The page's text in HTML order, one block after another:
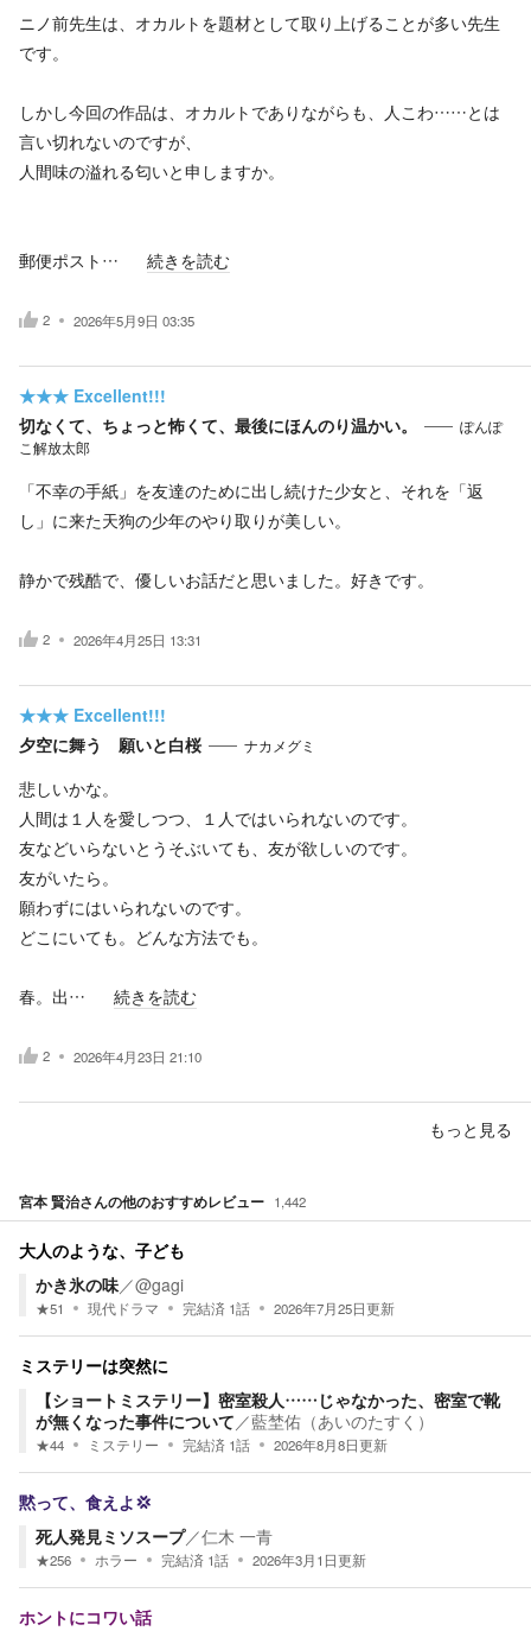
ニノ前先生は、オカルトを題材として取り上げることが多い先生
です。
しかし今回の作品は、オカルトでありながらも、人こわ……とは
言い切れないのですが、
人間味の溢れる匂いと申しますか。
郵便ポスト… 続きを読む
2 2026年5月9日 03:35
★★★ Excellent!!!
切なくて、ちょっと怖くて、最後にほんのり温かい。
ぽんぽ
こ解放太郎
「不幸の手紙」を友達のために出し続けた少女と、それを「返
し」に来た天狗の少年のやり取りが美しい。
静かで残酷で、優しいお話だと思いました。好きです。
2 2026年4月25日 13:31
★★★ Excellent!!!
夕空に舞う 願いと白桜
ナカメグミ
悲しいかな。
人間は１人を愛しつつ、１人ではいられないのです。
友などいらないとうそぶいても、友が欲しいのです。
友がいたら。
願わずにはいられないのです。
どこにいても。どんな方法でも。
春。出… 続きを読む
2 2026年4月23日 21:10
もっと見る
宮本 賢治さんの他のおすすめレビュー 1,442
大人のような、子ども
かき氷の味／@gagi
★51 現代ドラマ 完結済 1話 2026年7月25日更新
ミステリーは突然に
【ショートミステリー】密室殺人……じゃなかった、密室で靴
が無くなった事件について ／藍埜佑（あいのたすく）
★44 ミステリー 完結済 1話 2026年8月8日更新
黙って、食えよ💢
死人発見ミソスープ／仁木 一青
★256 ホラー 完結済 1話 2026年3月1日更新
ホントにコワい話